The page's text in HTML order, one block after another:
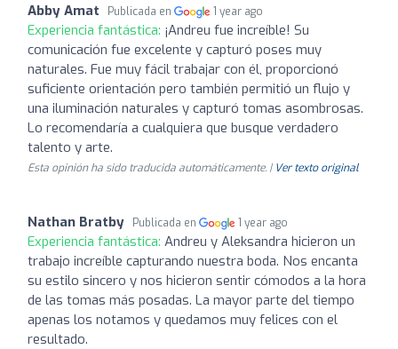
Abby Amat Publicada en 1 year ago
Experiencia fantástica: ¡Andreu fue increíble! Su
comunicación fue excelente y capturó poses muy
naturales. Fue muy fácil trabajar con él, proporcionó
suficiente orientación pero también permitió un flujo y
una iluminación naturales y capturó tomas asombrosas.
Lo recomendaría a cualquiera que busque verdadero
talento y arte.
Esta opinión ha sido traducida automáticamente. | Ver texto original
Nathan Bratby Publicada en 1 year ago
Experiencia fantástica: Andreu y Aleksandra hicieron un
trabajo increíble capturando nuestra boda. Nos encanta
su estilo sincero y nos hicieron sentir cómodos a la hora
de las tomas más posadas. La mayor parte del tiempo
apenas los notamos y quedamos muy felices con el
resultado.